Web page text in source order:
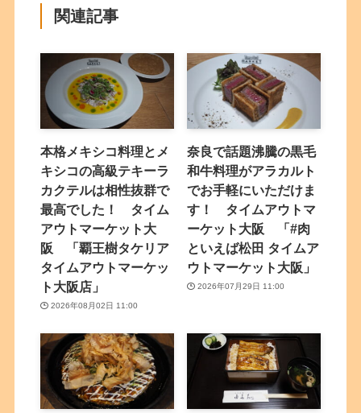
関連記事
本格メキシコ料理とメ
キシコの高級テキーラ
カクテルは相性抜群で
最高でした！ タイム
アウトマーケット大
阪 「覇王樹タケリア
タイムアウトマーケッ
ト大阪店」
2026年08月02日 11:00
奈良で話題沸騰の黒毛
和牛料理がアラカルト
でお手軽にいただけま
す！ タイムアウトマ
ーケット大阪 「#肉
といえば松田 タイムア
ウトマーケット大阪」
2026年07月29日 11:00